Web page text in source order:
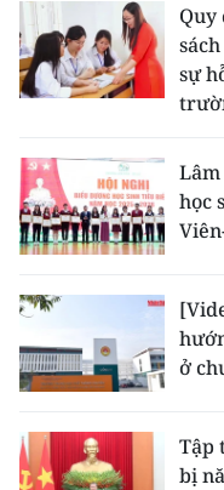
Quy
sự
học
ở
Tập
bị